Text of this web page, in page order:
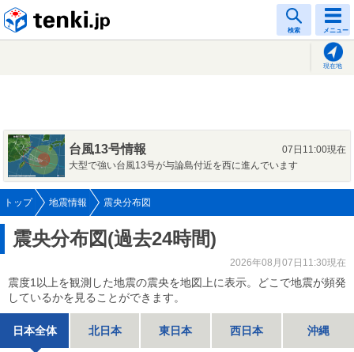
検索 メニュー
現在地
台風13号情報
07日11:00現在
大型で強い台風13号が与論島付近を西に進んでいます
トップ 地震情報 震央分布図
震央分布図(過去24時間)
2026年08月07日11:30現在
震度1以上を観測した地震の震央を地図上に表示。どこで地震が頻発
しているかを見ることができます。
日本全体 北日本 東日本 西日本 沖縄